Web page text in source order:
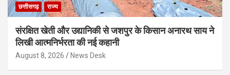
छत्तीसगढ़ राज्य
संरक्षित खेती और उद्यानिकी से जशपुर के किसान अनारथ साय ने
लिखी आत्मनिर्भरता की नई कहानी
August 8, 2026 News Desk